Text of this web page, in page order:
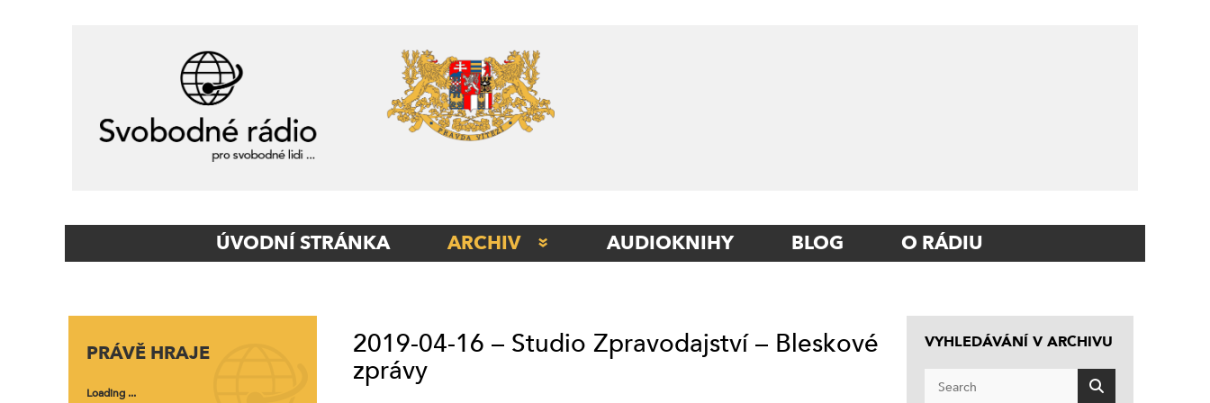
Navigation
ÚVODNÍ STRÁNKA ARCHIV
STUDIO ITÁLIE
AUDIOKNIHY BLOG O RÁDIU
PRÁVĚ HRAJE
Loading ...
2019-04-16 – Studio Zpravodajství – Bleskové
zprávy
VYHLEDÁVÁNÍ V ARCHIVU